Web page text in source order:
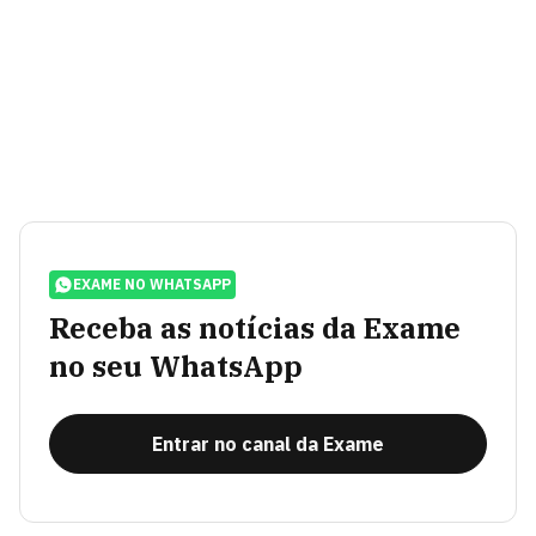
EXAME NO WHATSAPP
Receba as notícias da Exame
no seu WhatsApp
Entrar no canal da Exame